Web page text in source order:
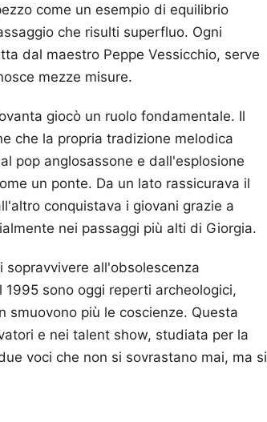
come un esempio di equilibrio
che risulti superfluo. Ogni
dal maestro Peppe Vessicchio, serve
mezze misure.
giocò un ruolo fondamentale. Il
che la propria tradizione melodica
pop anglosassone e dall'esplosione
un ponte. Da un lato rassicurava il
conquistava i giovani grazie a
nei passaggi più alti di Giorgia.
all'obsolescenza
sono oggi reperti archeologici,
smuovono più le coscienze. Questa
e nei talent show, studiata per la
voci che non si sovrastano mai, ma si